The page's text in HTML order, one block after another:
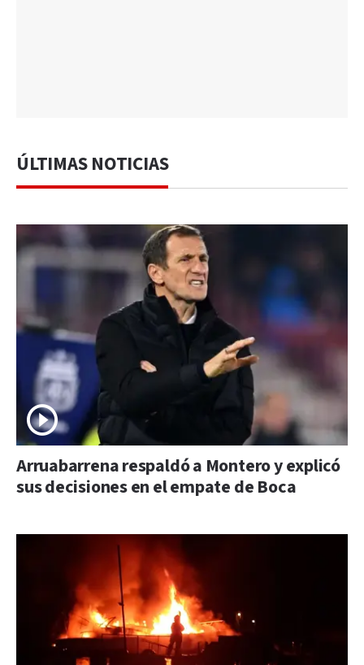
ÚLTIMAS NOTICIAS
Arruabarrena respaldó a Montero y explicó
sus decisiones en el empate de Boca